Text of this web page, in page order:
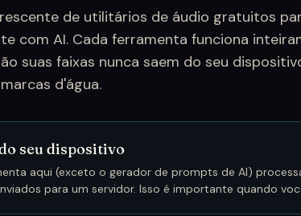
de utilitários de áudio gratuitos
com AI. Cada ferramenta funciona
suas faixas nunca saem do seu
d'água.
seu dispositivo
aqui (exceto o gerador de prompts de AI)
para um servidor. Isso é importante quando